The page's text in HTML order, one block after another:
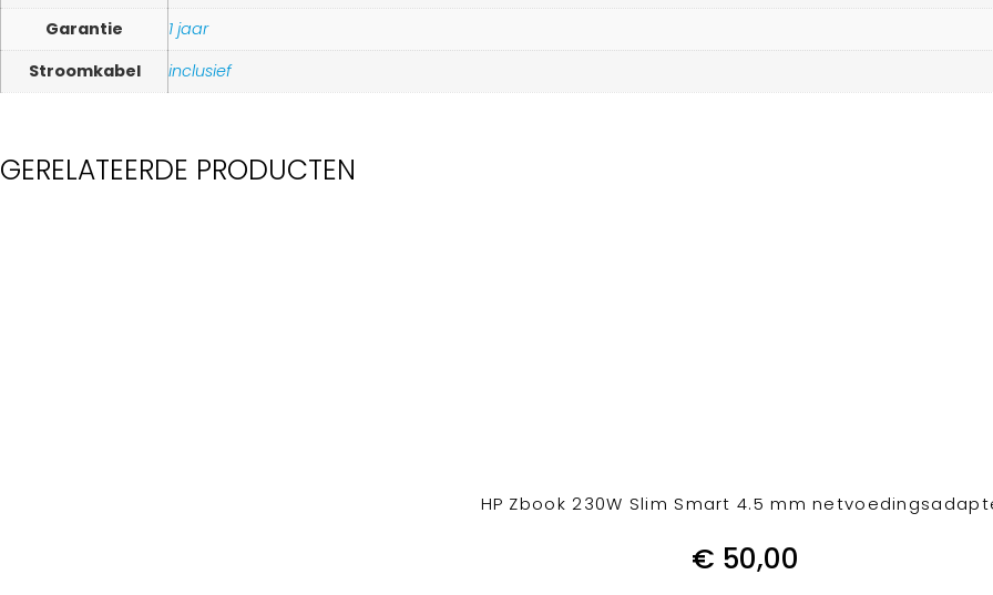
Garantie
1 jaar
Stroomkabel
inclusief
GERELATEERDE PRODUCTEN
HP Zbook 230W Slim Smart 4.5 mm
€ 50,00